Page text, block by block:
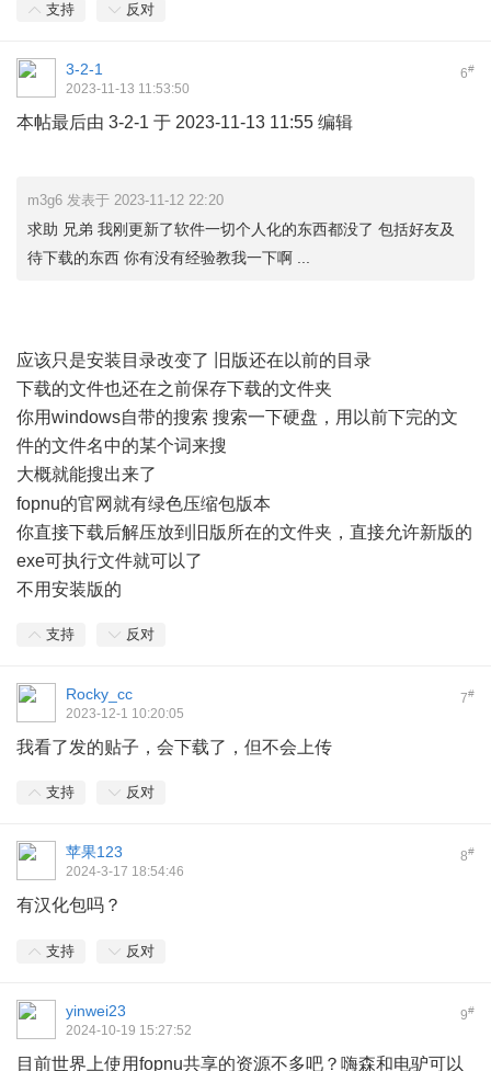
支持 反对
6#
3-2-1
2023-11-13 11:53:50
本帖最后由 3-2-1 于 2023-11-13 11:55 编辑
m3g6 发表于 2023-11-12 22:20
求助 兄弟 我刚更新了软件一切个人化的东西都没了 包括好友及
待下载的东西 你有没有经验教我一下啊 ...
应该只是安装目录改变了 旧版还在以前的目录
下载的文件也还在之前保存下载的文件夹
你用windows自带的搜索 搜索一下硬盘，用以前下完的文
件的文件名中的某个词来搜
大概就能搜出来了
fopnu的官网就有绿色压缩包版本
你直接下载后解压放到旧版所在的文件夹，直接允许新版的
exe可执行文件就可以了
不用安装版的
支持 反对
7#
Rocky_cc
2023-12-1 10:20:05
我看了发的贴子，会下载了，但不会上传
支持 反对
8#
苹果123
2024-3-17 18:54:46
有汉化包吗？
支持 反对
9#
yinwei23
2024-10-19 15:27:52
目前世界上使用fopnu共享的资源不多吧？嗨森和电驴可以